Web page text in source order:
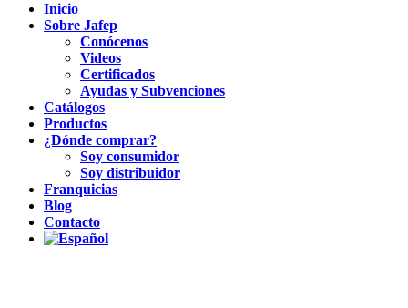
Inicio
Sobre Jafep
Conócenos
Videos
Certificados
Ayudas y Subvenciones
Catálogos
Productos
¿Dónde comprar?
Soy consumidor
Soy distribuidor
Franquicias
Blog
Contacto